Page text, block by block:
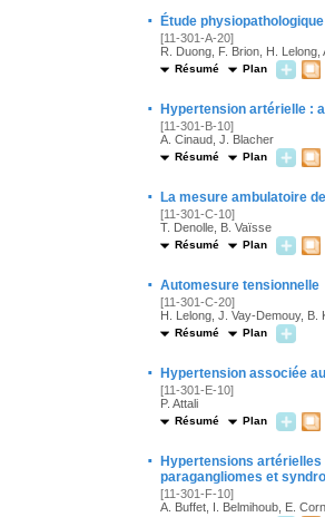
· Étude
[11-301-A-20]
R. Duong, F. Brion, H.
Résumé Plan
· Hypertension artérielle :
[11-301-B-10]
A. Cinaud, J. Blacher
Résumé Plan
· La mesure ambulatoire
[11-301-C-10]
T. Denolle, B. Vaïsse
Résumé Plan
· Automesure tensionnelle
[11-301-C-20]
H. Lelong, J. Vay-Demouy, B.
Résumé Plan
· Hypertension associée
[11-301-E-10]
P. Attali
Résumé Plan
·
Hypertensions
paragangliomes et
[11-301-F-10]
A. Buffet, I. Belmihoub, E.